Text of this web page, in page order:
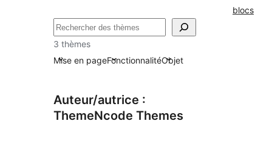
blocs
Rechercher
3 thèmes
Mise en pageFonctionnalitéObjet
Auteur/autrice :
ThemeNcode Themes